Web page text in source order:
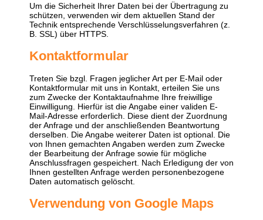
Um die Sicherheit Ihrer Daten bei der Übertragung zu
schützen, verwenden wir dem aktuellen Stand der
Technik entsprechende Verschlüsselungsverfahren (z.
B. SSL) über HTTPS.
Kontaktformular
Treten Sie bzgl. Fragen jeglicher Art per E-Mail oder
Kontaktformular mit uns in Kontakt, erteilen Sie uns
zum Zwecke der Kontaktaufnahme Ihre freiwillige
Einwilligung. Hierfür ist die Angabe einer validen E-
Mail-Adresse erforderlich. Diese dient der Zuordnung
der Anfrage und der anschließenden Beantwortung
derselben. Die Angabe weiterer Daten ist optional. Die
von Ihnen gemachten Angaben werden zum Zwecke
der Bearbeitung der Anfrage sowie für mögliche
Anschlussfragen gespeichert. Nach Erledigung der von
Ihnen gestellten Anfrage werden personenbezogene
Daten automatisch gelöscht.
Verwendung von Google Maps